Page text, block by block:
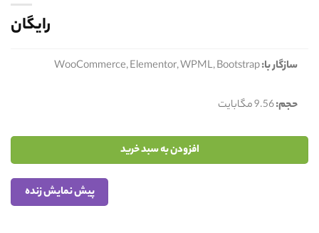
رایگان
سازگار با:WooCommerce, Elementor, WPML, Bootstrap
حجم:9.56 مگابایت
افزودن به سبد خرید
پیش نمایش زنده